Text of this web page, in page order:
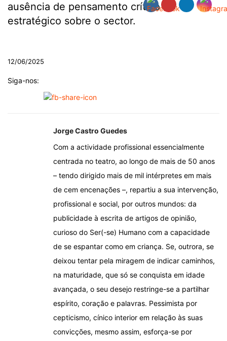
ausência de pensamento crítico e
estratégico sobre o sector.
12/06/2025
Siga-nos:
Jorge Castro Guedes
Com a actividade profissional essencialmente
centrada no teatro, ao longo de mais de 50 anos
– tendo dirigido mais de mil intérpretes em mais
de cem encenações –, repartiu a sua intervenção,
profissional e social, por outros mundos: da
publicidade à escrita de artigos de opinião,
curioso do Ser(-se) Humano com a capacidade
de se espantar como em criança. Se, outrora, se
deixou tentar pela miragem de indicar caminhos,
na maturidade, que só se conquista em idade
avançada, o seu desejo restringe-se a partilhar
espírito, coração e palavras. Pessimista por
cepticismo, cínico interior em relação às suas
convicções, mesmo assim, esforça-se por